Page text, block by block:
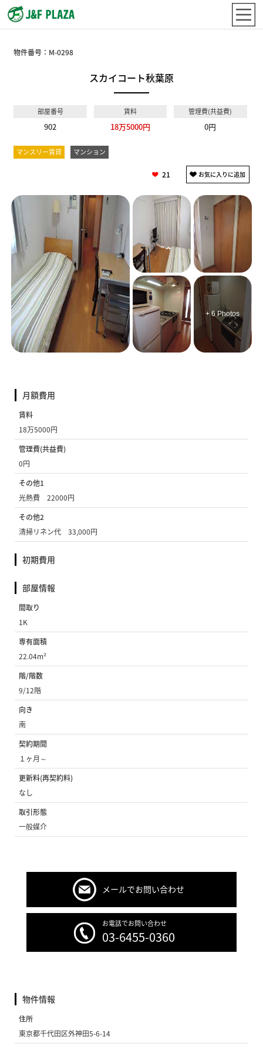
物件番号： M-0298
スカイコート秋葉原
部屋番号
902
賃料
18万5000円
管理費(共益費)
0円
マンスリー賃貸 マンション
21
+ 6 Photos
月額費用
賃料
18万5000円
管理費(共益費)
0円
その他1
光熱費 22000円
その他2
清掃リネン代 33,000円
初期費用
部屋情報
間取り
1K
専有面積
22.04m²
階/階数
9/12階
向き
南
契約期間
１ヶ月～
更新料(再契約料)
なし
取引形態
一般媒介
メールでお問い合わせ
お電話でお問い合わせ
03-6455-0360
物件情報
住所
東京都千代田区外神田5-6-14